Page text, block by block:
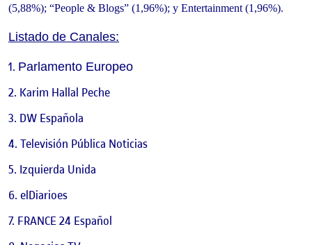
(5,88%); “People & Blogs” (1,96%); y Entertainment (1,96%).
Listado de Canales:
Parlamento Europeo
Karim Hallal Peche
DW Española
Televisión Pública Noticias
Izquierda Unida
elDiarioes
FRANCE 24 Español